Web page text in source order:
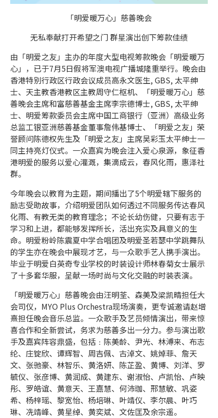
「明爱暖万心」慈善晚会
无私奉献打开希望之门 群星演出创下筹款佳绩
由「明爱之友」主办的年度大型电视筹款晚会「明爱暖万
心」，已于7月5日假将军澳电视广播城隆重举行。晚会由
香港特别行政区行政会议成员高永文医生, GBS, 太平绅
士、天主教香港教区主教周守仁枢机、「明爱暖万心」慈
善晚会主席和富慈善基金主席李宗德博士, GBS, 太平绅
士、明爱筹款委员会主席中国工商银行（亚洲）高级业务
总监工银亚洲慈善基金董事詹伟基博士、「明爱之友」荣
誉顾问陈德权先生及「明爱之友」主席吴彩玉太平绅士一
同主持亮灯仪式。一众嘉宾为晚会注入爱心泉源，象征香
港明爱的服务以爱心灌溉，集滴成云，春风化雨，惠泽社
群。
今年晚会以教育为主题，期间播出了5个明爱辖下服务的
励志受助故事，介绍明爱团队如何透过不同服务传达春风
化雨、有教无类的教育理念；不论长幼伤健，只要有志于
学习和上进，都能够发挥所长，活出充实及具意义的生
命。明爱粉岭陈震夏中学合唱团及明爱圣若瑟中学跳舞队
的学生亦在晚会中展现才艺，与一众歌手艺人携手演出。
毕业于明爱白英奇专业学校的时装设计师林春菊女士展示
了十多套华服，呈献一场时尚与文化交融的时装表演。
「明爱暖万心」慈善晚会由汪明荃、森美及梁凯晴担任大
会司仪，MYO Plus Orchestra现场演奏，更专诚邀请赵增
熹担任晚会音乐总监。一众歌手及艺员倾情演出，带来惊
喜合作和全新尝试，务求为慈善多出一分力。参与演出歌
手及嘉宾阵容鼎盛，包括﹕陈美龄、尹光、林溥来、布志
纶、庄锭欣、谭辉智、周吉佩、古淖文、姚焯菲、詹天
文、张驰豪、林智乐、黄洛妍、陈芷盈、黄博、刘洋、罗
毓仪、张彦博、黄润成、黄建东、谢淑怡、卢凯怡、卢映
彤、罗皓谊、黄意天、王嘉慧、何沛珈、邢慧敏、巩姿
希、杨梓瑶、黎宽怡、杨培琳、叶靖仪、李尔晨、叶巧
琳、冼靖峰、黄星绰、黄奕斌、文佐匡及余宗遥。